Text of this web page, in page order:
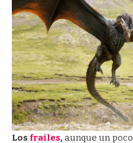
Los frailes,aunque un